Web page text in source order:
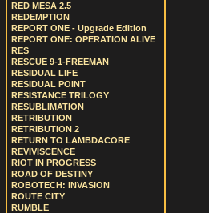
RED MESA 2.5
REDEMPTION
REPORT ONE - Upgrade Edition
REPORT ONE: OPERATION ALIVE
RES
RESCUE 9-1-FREEMAN
RESIDUAL LIFE
RESIDUAL POINT
RESISTANCE TRILOGY
RESUBLIMATION
RETRIBUTION
RETRIBUTION 2
RETURN TO LAMBDACORE
REVIVISCENCE
RIOT IN PROGRESS
ROAD OF DESTINY
ROBOTECH: INVASION
ROUTE CITY
RUMBLE